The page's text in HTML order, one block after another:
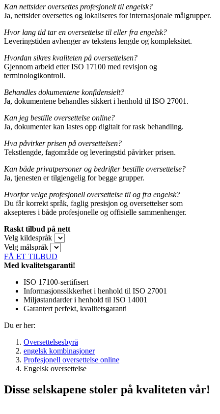
Kan nettsider oversettes profesjonelt til engelsk?
Ja, nettsider oversettes og lokaliseres for internasjonale målgrupper.
Hvor lang tid tar en oversettelse til eller fra engelsk?
Leveringstiden avhenger av tekstens lengde og kompleksitet.
Hvordan sikres kvaliteten på oversettelsen?
Gjennom arbeid etter ISO 17100 med revisjon og
terminologikontroll.
Behandles dokumentene konfidensielt?
Ja, dokumentene behandles sikkert i henhold til ISO 27001.
Kan jeg bestille oversettelse online?
Ja, dokumenter kan lastes opp digitalt for rask behandling.
Hva påvirker prisen på oversettelsen?
Tekstlengde, fagområde og leveringstid påvirker prisen.
Kan både privatpersoner og bedrifter bestille oversettelse?
Ja, tjenesten er tilgjengelig for begge grupper.
Hvorfor velge profesjonell oversettelse til og fra engelsk?
Du får korrekt språk, faglig presisjon og oversettelser som
aksepteres i både profesjonelle og offisielle sammenhenger.
Raskt tilbud på nett
Velg kildespråk
Velg målspråk
FÅ ET TILBUD
Med kvalitetsgaranti!
ISO 17100-sertifisert
Informasjonssikkerhet i henhold til ISO 27001
Miljøstandarder i henhold til ISO 14001
Garantert perfekt, kvalitetsgaranti
Du er her:
Oversettelsesbyrå
engelsk kombinasjoner
Profesjonell oversettelse online
Engelsk oversettelse
Disse selskapene stoler på kvaliteten vår!